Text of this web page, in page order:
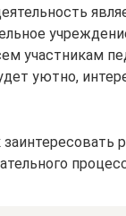
участникам
уютно,
заинтересовать